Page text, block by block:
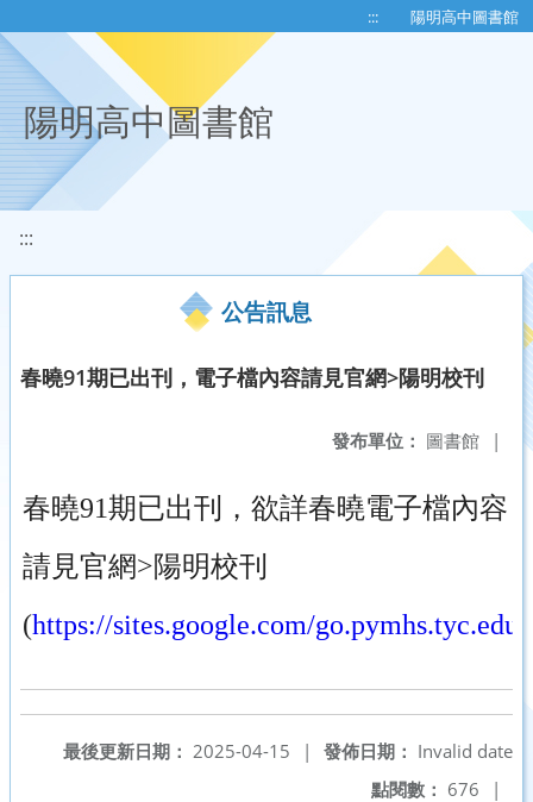
::: 陽明高中圖書館
陽明高中圖書館
:::
公告訊息
春曉91期已出刊，電子檔內容請見官網>陽明校刊
發布單位： 圖書館 |
春曉91期已出刊，欲詳春曉電子檔內容
請見官網>陽明校刊
(https://sites.google.com/
發佈日期： Invalid date
最後更新日期： 2025-04-15
|
點閱數： 676 |